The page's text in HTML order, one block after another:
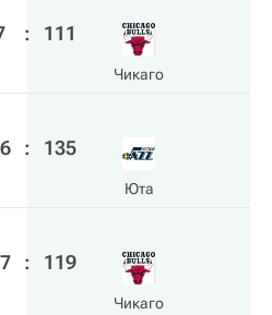
: 111
Чикаго
: 135
Юта
: 119
Чикаго